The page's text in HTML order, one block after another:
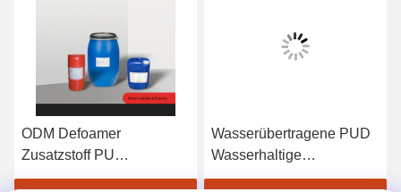
ODM Defoamer
Zusatzstoff PU
Epoxidharz
Wasserübertragene PUD
Wasserhaltige
Polyurethan Dispersion